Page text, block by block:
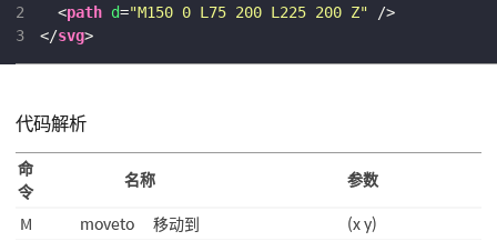
2
3
<path d="M150 0 L75 200 L225 200 Z" />
</svg>
代码解析
命
令
名称
参数
M
moveto 移动到
(x y)